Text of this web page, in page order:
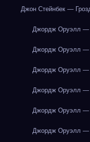
Джон Стейнбек —
Джордж Оруэлл —
Джордж Оруэлл —
Джордж Оруэлл —
Джордж Оруэлл —
Джордж Оруэлл —
Джордж Оруэлл —